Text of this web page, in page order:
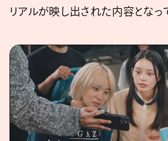
リアルが映し出された内容となっ